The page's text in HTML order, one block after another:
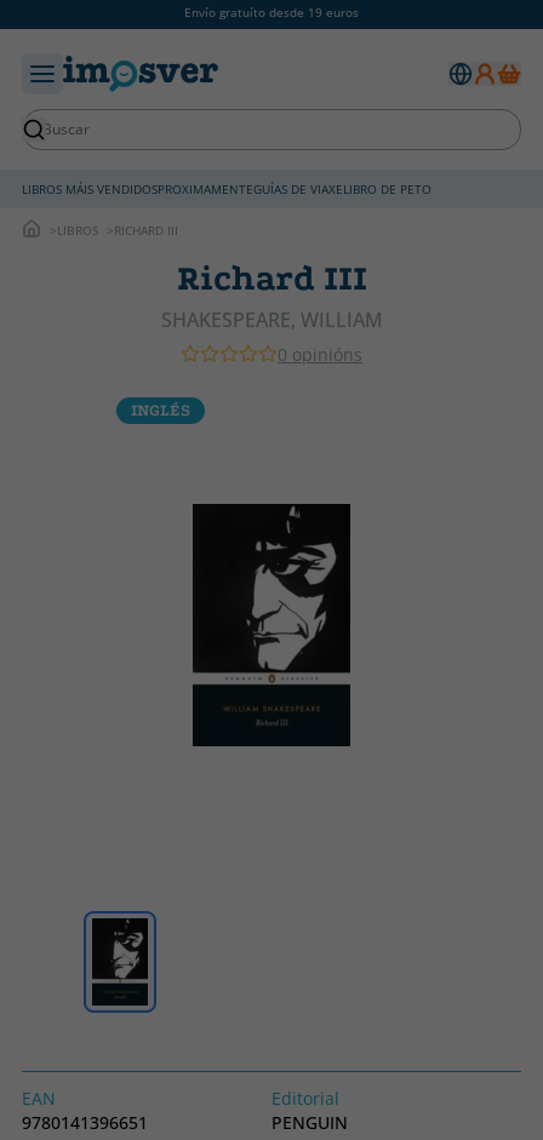
Envío gratuíto desde 19 euros
LIBROS MÁIS VENDIDOSPROXIMAMENTEGUÍAS DE VIAXELIBRO DE PETO
LIBROS RICHARD III
Richard III
SHAKESPEARE, WILLIAM
0 opinións
INGLÉS
EAN
9780141396651
Editorial
PENGUIN